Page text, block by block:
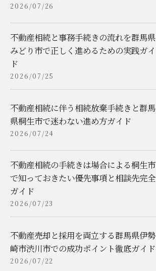
2026/07/26
不動産相続と事務手続きの流れを群馬県
みどり市で正しく進めるための実践ガイ
ド
2026/07/25
不動産相続に伴う相続放棄手続きと群馬
県桐生市で迷わない進め方ガイド
2026/07/24
不動産相続の手続きは場合による桐生市
で知っておきたい優先事項と相談先完全
ガイド
2026/07/23
不動産売却と採用を両立する群馬県伊勢
崎市渋川市での成功ポイント徹底ガイド
2026/07/22